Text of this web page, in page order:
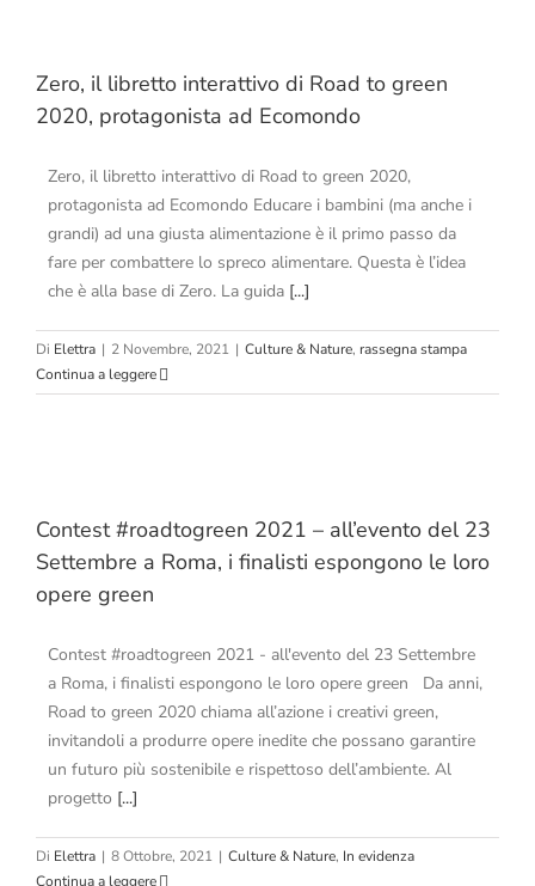
Zero, il libretto interattivo di Road to green
2020, protagonista ad Ecomondo
Zero, il libretto interattivo di Road to green 2020,
protagonista ad Ecomondo Educare i bambini (ma anche i
grandi) ad una giusta alimentazione è il primo passo da
fare per combattere lo spreco alimentare. Questa è l’idea
che è alla base di Zero. La guida [...]
Di Elettra | 2 Novembre, 2021 | Culture & Nature, rassegna stampa
Continua a leggere
Contest #roadtogreen 2021 – all’evento del 23
Settembre a Roma, i finalisti espongono le loro
opere green
Contest #roadtogreen 2021 - all'evento del 23 Settembre
a Roma, i finalisti espongono le loro opere green Da anni,
Road to green 2020 chiama all’azione i creativi green,
invitandoli a produrre opere inedite che possano garantire
un futuro più sostenibile e rispettoso dell’ambiente. Al
progetto [...]
Di Elettra | 8 Ottobre, 2021 | Culture & Nature, In evidenza
Continua a leggere